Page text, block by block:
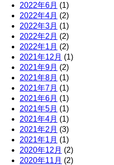
2022年6月 (1)
2022年4月 (2)
2022年3月 (1)
2022年2月 (2)
2022年1月 (2)
2021年12月 (1)
2021年9月 (2)
2021年8月 (1)
2021年7月 (1)
2021年6月 (1)
2021年5月 (1)
2021年4月 (1)
2021年2月 (3)
2021年1月 (1)
2020年12月 (2)
2020年11月 (2)